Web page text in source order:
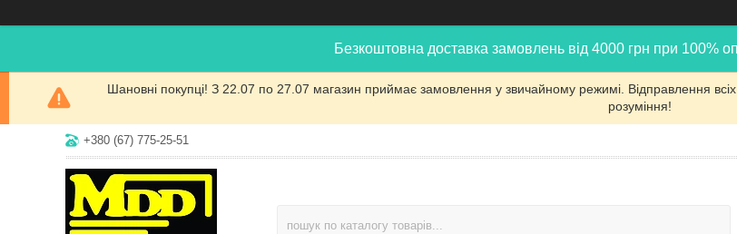
Безкоштовна доставка замовлень від 4000 грн при 100%
Шановні покупці! З 22.07 по 27.07 магазин приймає замовлення у звичайному режимі. Відправлення
розуміння!
+380 (67) 775-25-51